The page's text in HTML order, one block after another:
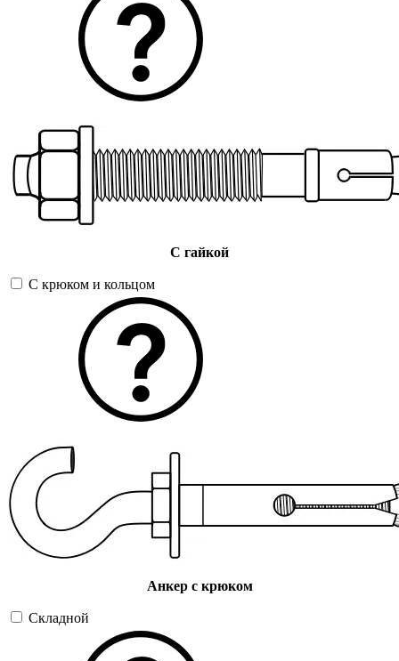
С гайкой
С крюком и кольцом
Анкер с крюком
Складной